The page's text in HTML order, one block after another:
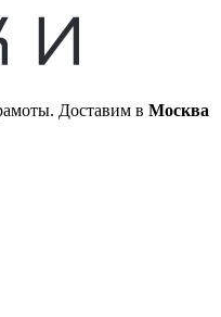
Доставим в Москва